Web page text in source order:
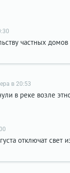
частных
в 20:53
в реке возле
отключат свет